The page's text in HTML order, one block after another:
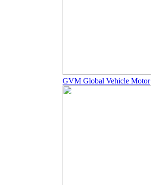
GVM Global Vehicle Motor